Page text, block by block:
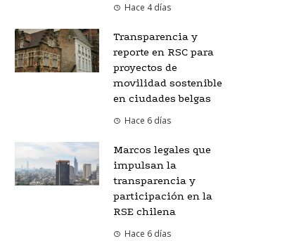
Hace 4 días
Transparencia y
reporte en RSC para
proyectos de
movilidad sostenible
en ciudades belgas
Hace 6 días
Marcos legales que
impulsan la
transparencia y
participación en la
RSE chilena
Hace 6 días